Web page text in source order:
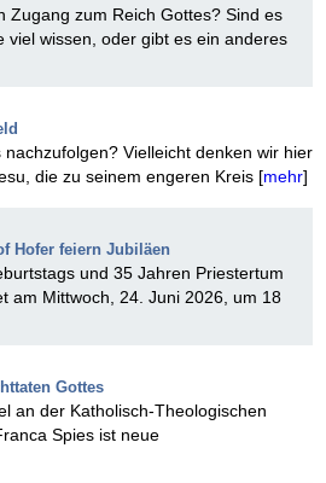
Zugang zum Reich Gottes? Sind es
viel wissen, oder gibt es ein anderes
Vielleicht denken wir hier
die zu seinem engeren Kreis [mehr]
Hofer feiern Jubiläen
und 35 Jahren Priestertum
am Mittwoch, 24. Juni 2026, um 18
Gottes
an der Katholisch-Theologischen
Spies ist neue